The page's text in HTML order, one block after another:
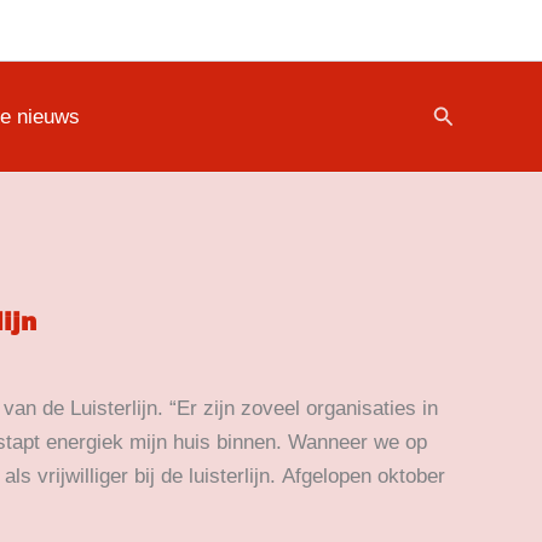
nieuws Zoeken
de Luisterlijn. “Er zijn zoveel organisaties in
energiek mijn huis binnen. Wanneer we op
vrijwilliger bij de luisterlijn. Afgelopen oktober